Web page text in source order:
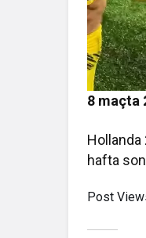
8 maçta
Hollanda
hafta
Post